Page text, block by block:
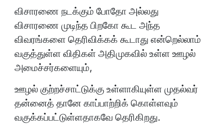
விசாரணை நடக்கும் போதோ அல்லது
விசாரணை முடிந்த பிறகோ கூட அந்த
விவரங்களை தெரிவிக்கக் கூடாது என்றெல்லாம்
வகுத்துள்ள விதிகள் அதிமுகவில் உள்ள ஊழல்
அமைச்சர்களையும்,
ஊழல் குற்றச்சாட்டுக்கு உள்ளாகியுள்ள முதல்வர்
தன்னைத் தானே காப்பாற்றிக் கொள்ளவும்
வகுக்கப்பட்டுள்ளதாகவே தெரிகிறது.